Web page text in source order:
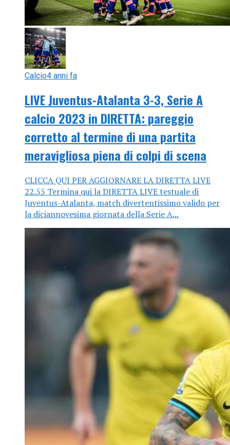
Calcio4 anni fa
LIVE Juventus-Atalanta 3-3, Serie A
calcio 2023 in DIRETTA: pareggio
corretto al termine di una partita
meravigliosa piena di colpi di scena
CLICCA QUI PER AGGIORNARE LA DIRETTA LIVE
22.55 Termina qui la DIRETTA LIVE testuale di
Juventus-Atalanta, match divertentissimo valido per
la diciannovesima giornata della Serie A...